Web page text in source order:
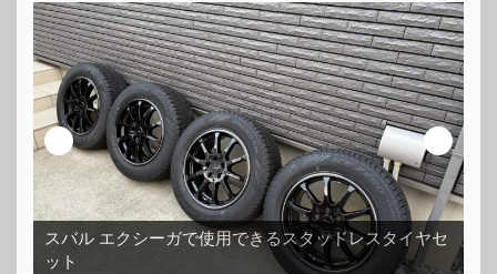
スバル エクシーガで使用できるスタッドレスタイヤセ
ット